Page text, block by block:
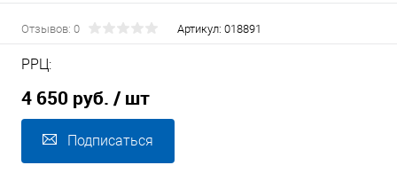
Отзывов: 0 Артикул: 018891
РРЦ:
4 650 руб. / шт
Подписаться